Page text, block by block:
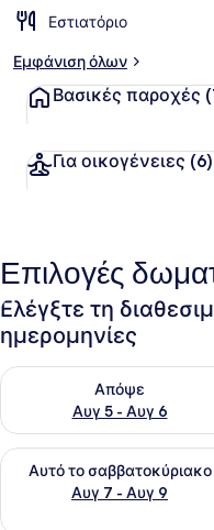
Εστιατόριο
Εμφάνιση όλων
Βασικές παροχές
Για οικογένειες (6)
Επιλογές
Ελέγξτε τη
ημερομηνίες
Απόψε
Αυγ 5 - Αυγ 6
Έλεγχος διαθεσιμότητας
Αυτό το σαββατοκύριακο
Αυγ 7 - Αυγ 9
Έλεγχος